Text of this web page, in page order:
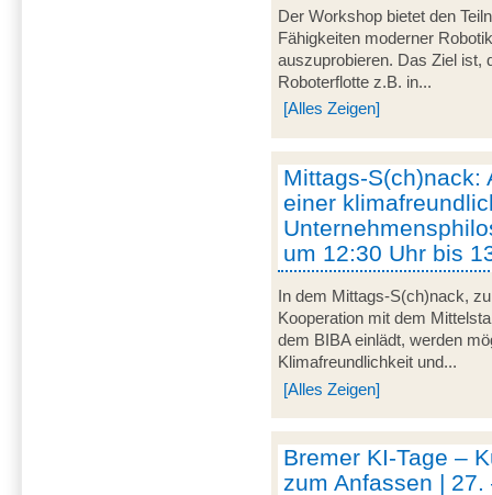
Der Workshop bietet den
Fähigkeiten moderner
auszuprobieren. Das Ziel ist,
Roboterflotte z.B. in...
[Alles Zeigen]
Mittags-S(ch)nack:
einer
um 12:30 Uhr bis
In dem Mittags-S(ch)nack,
Kooperation mit dem
dem BIBA einlädt, werden
Klimafreundlichkeit und...
[Alles Zeigen]
Bremer KI-Tage –
zum Anfassen |